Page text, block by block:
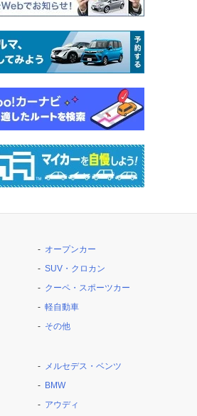
オープンカー
SUV・クロカン
クーペ・スポーツカー
軽自動車
その他
メルセデス・ベンツ
BMW
アウディ